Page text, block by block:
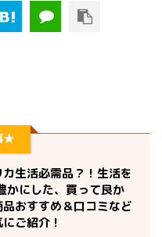
★
カ生活必需品？！生活を
かにした、買って良か
品おすすめ＆口コミなど
ご紹介！